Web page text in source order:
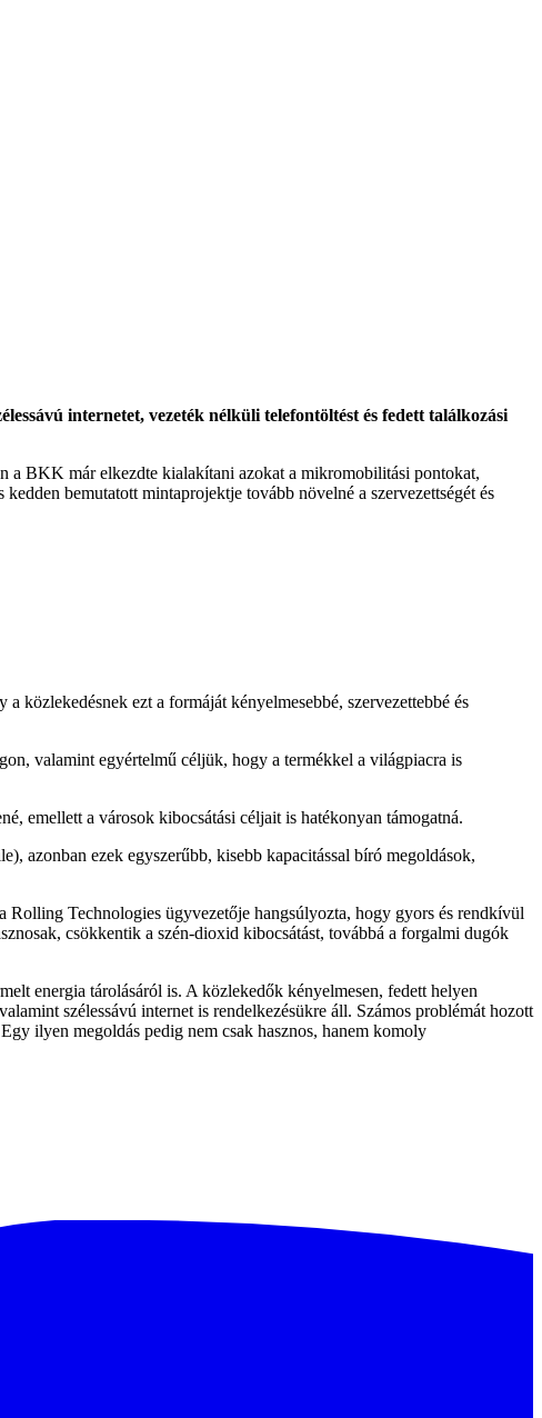
internetet, vezeték nélküli telefontöltést és fedett találkozási
a BKK már elkezdte kialakítani azokat a mikromobilitási pontokat,
bemutatott mintaprojektje tovább növelné a szervezettségét és
közlekedésnek ezt a formáját kényelmesebbé, szervezettebbé és
valamint egyértelmű céljük, hogy a termékkel a világpiacra is
emellett a városok kibocsátási céljait is hatékonyan támogatná.
azonban ezek egyszerűbb, kisebb kapacitással bíró megoldások,
Technologies ügyvezetője hangsúlyozta, hogy gyors és rendkívül
csökkentik a szén-dioxid kibocsátást, továbbá a forgalmi dugók
energia tárolásáról is. A közlekedők kényelmesen, fedett helyen
szélessávú internet is rendelkezésükre áll. Számos problémát hozott
ilyen megoldás pedig nem csak hasznos, hanem komoly